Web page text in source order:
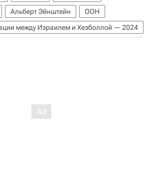
Альберт Эйнштейн
ООН
между Израилем и Хезболлой — 2024